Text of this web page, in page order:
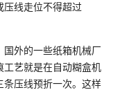
压线走位不得超过
外的一些纸箱机械厂
工艺就是在自动糊盒机
条压线预折一次。这样